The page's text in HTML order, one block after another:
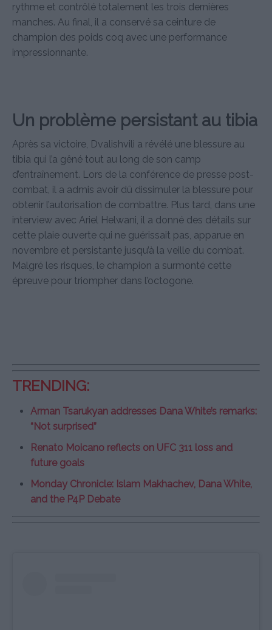
rythme et contrôlé totalement les trois dernières
manches. Au final, il a conservé sa ceinture de
champion des poids coq avec une performance
impressionnante.
Un problème persistant au tibia
Après sa victoire, Dvalishvili a révélé une blessure au
tibia qui l’a gêné tout au long de son camp
d’entraînement. Lors de la conférence de presse post-
combat, il a admis avoir dû dissimuler la blessure pour
obtenir l’autorisation de combattre. Plus tard, dans une
interview avec Ariel Helwani, il a donné des détails sur
cette plaie ouverte qui ne guérissait pas, apparue en
novembre et persistante jusqu’à la veille du combat.
Malgré les risques, le champion a surmonté cette
épreuve pour triompher dans l’octogone.
TRENDING:
Arman Tsarukyan addresses Dana White’s remarks:
“Not surprised”
Renato Moicano reflects on UFC 311 loss and
future goals
Monday Chronicle: Islam Makhachev, Dana White,
and the P4P Debate